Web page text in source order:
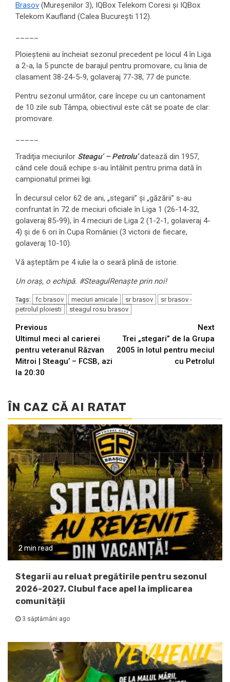
Brasov (Mureșenilor 3), IQBox Telekom Coresi și IQBox
Telekom Kaufland (Calea București 112).
Ploieştenii au încheiat sezonul precedent pe locul 4 în Liga
a 2-a, la 5 puncte de barajul pentru promovare, cu linia de
clasament 38-24-5-9, golaveraj 77-38, 77 de puncte.
Pentru sezonul următor, care începe cu un cantonament
de 10 zile sub Tâmpa, obiectivul este cât se poate de clar:
promovare.
Tradiţia meciurilor Steagu’ – Petrolu’datează din 1957,
când cele două echipe s-au întâlnit pentru prima dată în
campionatul primei ligi.
În decursul celor 62 de ani, „stegarii” şi „găzării” s-au
confruntat în 72 de meciuri oficiale în Liga 1 (26-14-32,
golaveraj 85-99), în 4 meciuri de Liga 2 (1-2-1, golaveraj 4-
4) şi de 6 ori în Cupa României (3 victorii de fiecare,
golaveraj 10-10).
Vă aşteptăm pe 4 iulie la o seară plină de istorie.
Un oraş, o echipă. #SteagulRenaşte prin noi!
Tags: fc brasov meciuri amicale sr brasov
sr brasov -
petrolul ploiesti
steagul rosu brasov
Continue
Reading
Previous
Ultimul meci al carierei
pentru veteranul Răzvan
Mitroi | Steagu’ – FCSB, azi
la 20:30
Next
Trei „stegari” de la Grupa
2005 în lotul pentru meciul
cu Petrolul
ÎN CAZ CĂ AI RATAT
2 min read
Stegarii au reluat pregătirile pentru sezonul
2026-2027. Clubul face apel la implicarea
comunității
3 săptămâni ago